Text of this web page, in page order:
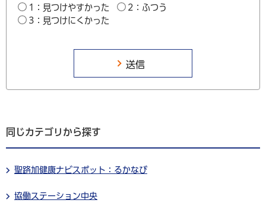
1：見つけやすかった
2：ふつう
3：見つけにくかった
同じカテゴリから探す
聖路加健康ナビスポット：るかなび
協働ステーション中央